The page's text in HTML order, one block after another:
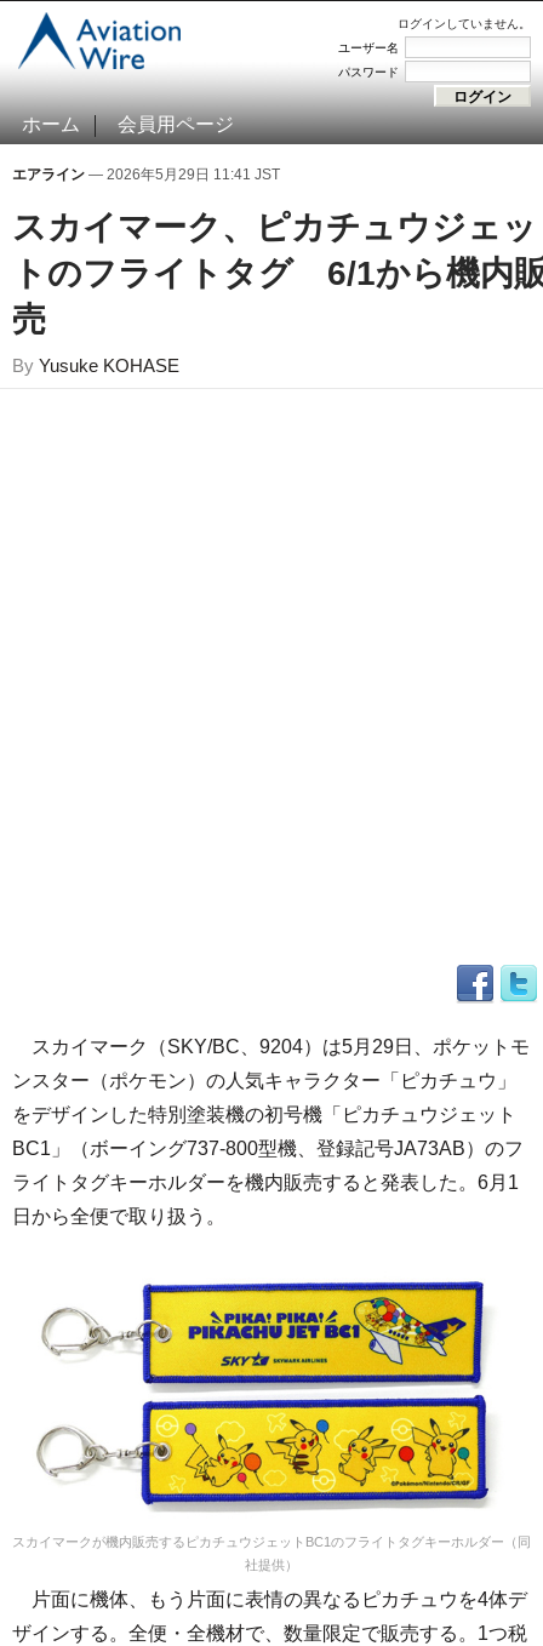
ログインしていません。
ユーザー名
パスワード
ホーム 会員用ページ
エアライン — 2026年5月29日 11:41 JST
スカイマーク、ピカチュウジェッ
トのフライトタグ 6/1から機内
売
By Yusuke KOHASE
スカイマーク（SKY/BC、9204）は5月29日、ポケットモ
ンスター（ポケモン）の人気キャラクター「ピカチュウ」
をデザインした特別塗装機の初号機「ピカチュウジェット
BC1」（ボーイング737-800型機、登録記号JA73AB）のフ
ライトタグキーホルダーを機内販売すると発表した。6月1
日から全便で取り扱う。
スカイマークが機内販売するピカチュウジェットBC1のフライトタグキーホルダー（同
社提供）
片面に機体、もう片面に表情の異なるピカチュウを4体デ
ザインする。全便・全機材で、数量限定で販売する。1つ税